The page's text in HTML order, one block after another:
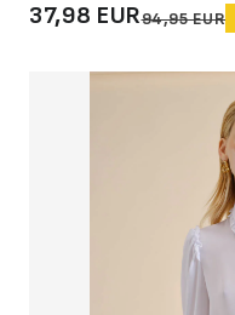
37,98 EUR94,95 EUR